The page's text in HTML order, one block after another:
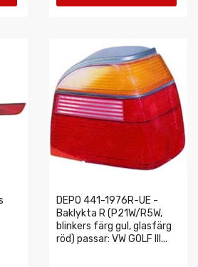
DEPO 441-1976R-UE -
Baklykta R (P21W/R5W,
blinkers färg gul, glasfärg
röd) passar: VW GOLF III...